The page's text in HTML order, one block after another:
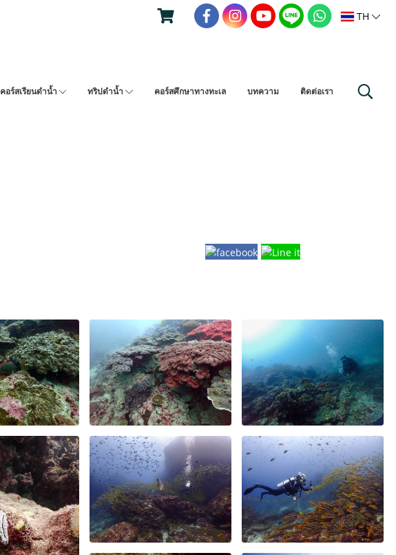
TH
คอร์สเรียนดำน้ำ ทริปดำน้ำ คอร์สศึกษาทางทะเล บทความ ติดต่อเรา